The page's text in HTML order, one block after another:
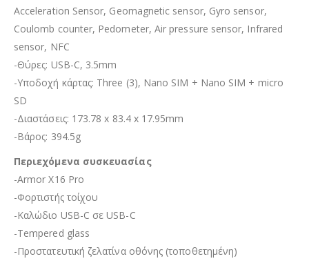
Acceleration Sensor, Geomagnetic sensor, Gyro sensor,
Coulomb counter, Pedometer, Air pressure sensor, Infrared
sensor, NFC
-Θύρες: USB-C, 3.5mm
-Υποδοχή κάρτας: Three (3), Nano SIM + Nano SIM + micro
SD
-Διαστάσεις: 173.78 x 83.4 x 17.95mm
-Βάρος: 394.5g
Περιεχόμενα συσκευασίας
-Armor X16 Pro
-Φορτιστής τοίχου
-Καλώδιο USB-C σε USB-C
-Tempered glass
-Προστατευτική ζελατίνα οθόνης (τοποθετημένη)